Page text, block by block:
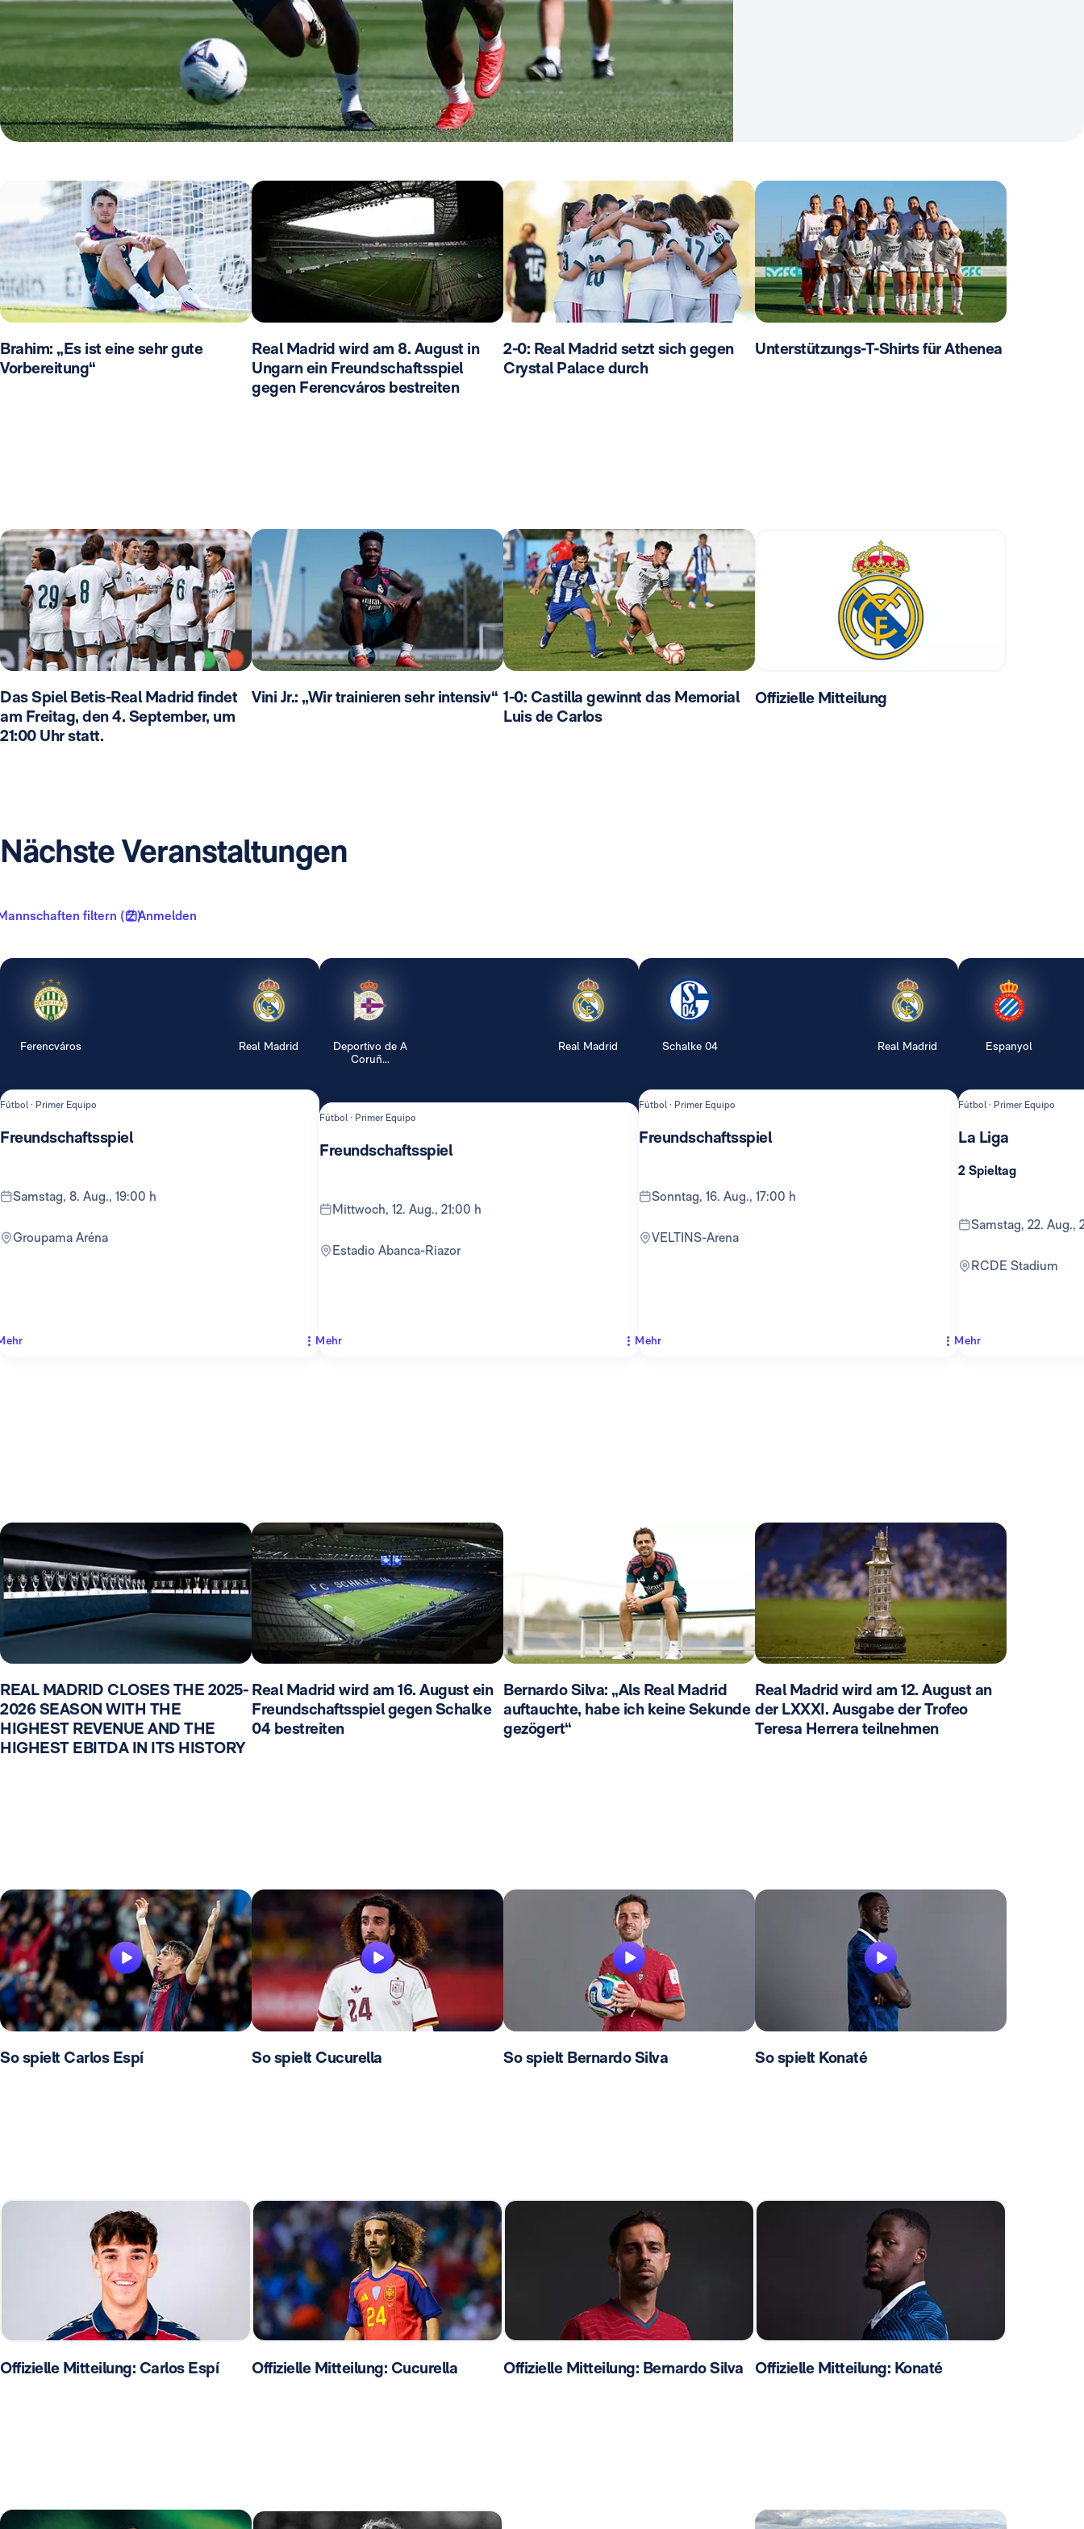
Brahim: „Es ist eine sehr gute
Vorbereitung“
Real Madrid wird am 8. August in
Ungarn ein Freundschaftsspiel
gegen Ferencváros bestreiten
2-0: Real Madrid setzt sich gegen
Crystal Palace durch
Unterstützungs-T-Shirts für Athenea
Das Spiel Betis-Real Madrid findet
am Freitag, den 4. September, um
21:00 Uhr statt.
Vini Jr.: „Wir trainieren sehr intensiv“ 1-0: Castilla gewinnt das Memorial
Luis de Carlos
Offizielle Mitteilung
Nächste Veranstaltungen
filtern ( 2 )Anmelden
Ferencváros Real Madrid
Fútbol · Primer Equipo
Freundschaftsspiel
Samstag, 8. Aug., 19:00 h
Groupama Aréna
Deportivo de A
Coruñ...
Real Madrid
Fútbol · Primer Equipo
Freundschaftsspiel
Mittwoch, 12. Aug., 21:00 h
Estadio Abanca-Riazor
Mehr
Schalke 04 Real Madrid
Fútbol · Primer Equipo
Freundschaftsspiel
Sonntag, 16. Aug., 17:00 h
VELTINS-Arena
Mehr
Espanyol
Fútbol · Primer Equipo
La Liga
2 Spieltag
Samstag, 22. Aug.,
RCDE Stadium
Mehr
REAL MADRID CLOSES THE 2025-
2026 SEASON WITH THE
HIGHEST REVENUE AND THE
HIGHEST EBITDA IN ITS HISTORY
Real Madrid wird am 16. August ein
Freundschaftsspiel gegen Schalke
04 bestreiten
Bernardo Silva: „Als Real Madrid
auftauchte, habe ich keine Sekunde
gezögert“
Real Madrid wird am 12. August an
der LXXXI. Ausgabe der Trofeo
Teresa Herrera teilnehmen
So spielt Carlos Espí So spielt Cucurella So spielt Bernardo Silva So spielt Konaté
Offizielle Mitteilung: Carlos Espí Offizielle Mitteilung: Cucurella Offizielle Mitteilung: Bernardo Silva Offizielle Mitteilung: Konaté